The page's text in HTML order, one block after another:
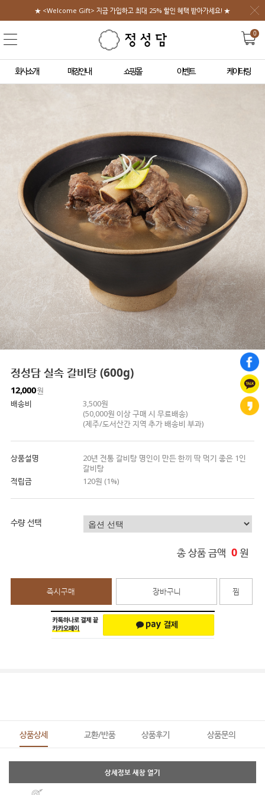
★ <Welcome Gift> 지금 가입하고 최대 25% 할인 혜택 받아가세요! ★
0
회사소개 매장안내 쇼핑몰 이벤트 케이터링
정성담 실속 갈비탕 (600g)
12,000원
배송비
3,500원
(50,000원 이상 구매 시 무료배송)
(제주/도서산간 지역 추가 배송비 부과)
상품설명
20년 전통 갈비탕 명인이 만든 한끼 딱 먹기 좋은 1인
갈비탕
적립금
120원 (1%)
수량 선택
총 상품 금액 0원
즉시구매 장바구니 찜
상품상세 교환/반품 상품후기 상품문의
상세정보 새창 열기